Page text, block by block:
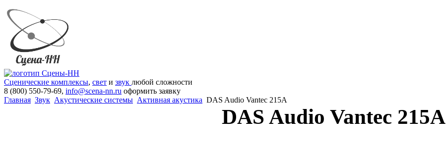
Сценические комплексы, свет и звук любой сложности
8 (800) 550-79-69, info@scena-nn.ru оформить заявку
Главная Звук Акустические системы Активная акустика DAS Audio Vantec 215A
DAS Audio Vantec 215A